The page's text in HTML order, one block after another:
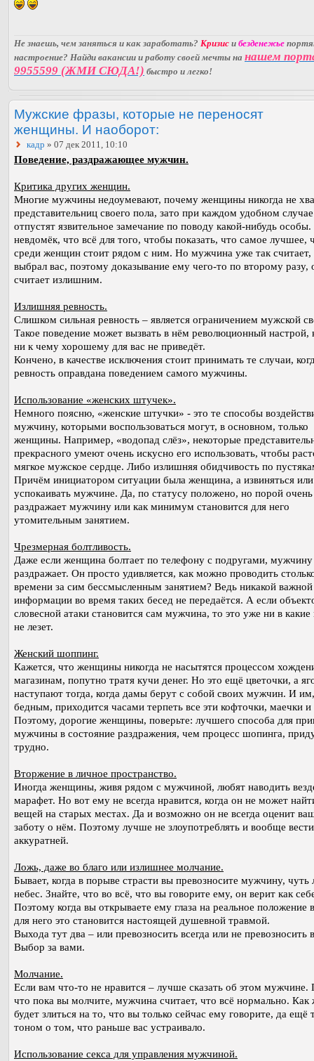
Не знаешь, чем заняться и как заработать? Кризис и безденежье
настроение? Найди вакансии и работу своей мечты на нашем
9955599 (ЖМИ СЮДА!) быстро и легко!
Мужские фразы, которые не переносят
женщины. И наоборот:
кадр » 07 дек 2011, 10:10
Поведение, раздражающее мужчин.
Критика других женщин.
Многие мужчины недоумевают, почему женщины никогда не
представительниц своего пола, зато при каждом удобном случае
отпустят язвительное замечание по поводу какой-нибудь
невдомёк, что всё для того, чтобы показать, что самое лучшее,
среди женщин стоит рядом с ним. Но мужчина уже так считает,
выбрал вас, поэтому доказывание ему чего-то по второму разу,
считает излишним.
Излишняя ревность.
Слишком сильная ревность – является ограничением мужской
Такое поведение может вызвать в нём революционный настрой,
ни к чему хорошему для вас не приведёт.
Кончено, в качестве исключения стоит принимать те случаи,
ревность оправдана поведением самого мужчины.
Использование «женских штучек».
Немного поясню, «женские штучки» - это те способы
мужчину, которыми воспользоваться могут, в основном, только
женщины. Например, «водопад слёз», некоторые
прекрасного умеют очень искусно его использовать, чтобы
мягкое мужское сердце. Либо излишняя обидчивость по
Причём инициатором ситуации была женщина, а извиняться или
успокаивать мужчине. Да, по статусу положено, но порой очень
раздражает мужчину или как минимум становится для него
утомительным занятием.
Чрезмерная болтливость.
Даже если женщина болтает по телефону с подругами, мужчину
раздражает. Он просто удивляется, как можно проводить
времени за сим бессмысленным занятием? Ведь никакой важной
информации во время таких бесед не передаётся. А если
словесной атаки становится сам мужчина, то это уже ни в какие
не лезет.
Женский шоппинг.
Кажется, что женщины никогда не насытятся процессом
магазинам, попутно тратя кучи денег. Но это ещё цветочки, а
наступают тогда, когда дамы берут с собой своих мужчин. И им,
бедным, приходится часами терпеть все эти кофточки, маечки и
Поэтому, дорогие женщины, поверьте: лучшего способа для
мужчины в состояние раздражения, чем процесс шопинга,
трудно.
Вторжение в личное пространство.
Иногда женщины, живя рядом с мужчиной, любят наводить
марафет. Но вот ему не всегда нравится, когда он не может
вещей на старых местах. Да и возможно он не всегда оценит
заботу о нём. Поэтому лучше не злоупотреблять и вообще
аккуратней.
Ложь, даже во благо или излишнее молчание.
Бывает, когда в порыве страсти вы превозносите мужчину, чуть
небес. Знайте, что во всё, что вы говорите ему, он верит как
Поэтому когда вы открываете ему глаза на реальное положение
для него это становится настоящей душевной травмой.
Выхода тут два – или превозносить всегда или не превозносить
Выбор за вами.
Молчание.
Если вам что-то не нравится – лучше сказать об этом
что пока вы молчите, мужчина считает, что всё нормально. Как
будет злиться на то, что вы только сейчас ему говорите, да ещё
тоном о том, что раньше вас устраивало.
Использование секса для управления мужчиной.